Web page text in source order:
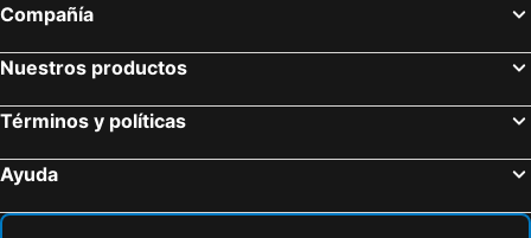
Compañía
Nuestros productos
Términos y políticas
Ayuda